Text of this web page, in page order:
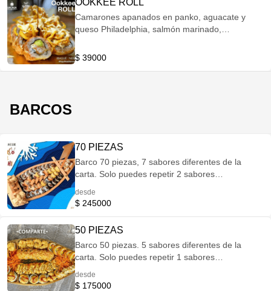
OOKKEE ROLL
Camarones apanados en panko, aguacate y
queso Philadelphia, salmón marinado,
reducción de balsámico de especias orientales
$ 39000
BARCOS
70 PIEZAS
Barco 70 piezas, 7 sabores diferentes de la
carta. Solo puedes repetir 2 sabores
si te excedes no se podra tomar el pedido*
desde
$ 245000
50 PIEZAS
Barco 50 piezas. 5 sabores diferentes de la
carta. Solo puedes repetir 1 sabores
si te excedes no se podra tomar el pedido*
desde
$ 175000